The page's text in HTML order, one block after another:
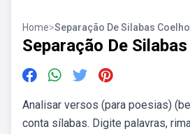
Home>Separação De Silabas Coelho
Separação De
Analisar versos (para poesias)
conta sílabas. Digite palavras,